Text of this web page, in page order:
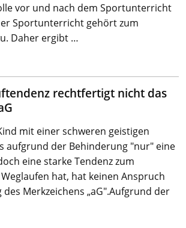
vor und nach dem Sportunterricht
Sportunterricht gehört zum
Daher ergibt …
rechtfertigt nicht das
mit einer schweren geistigen
aufgrund der Behinderung "nur" eine
eine starke Tendenz zum
hat, hat keinen Anspruch
Merkzeichens „aG".Aufgrund der